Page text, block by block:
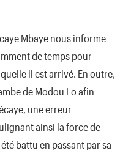
Mbaye nous informe
de temps pour
il est arrivé. En outre,
de Modou Lo afin
une erreur
ainsi la force de
battu en passant par sa